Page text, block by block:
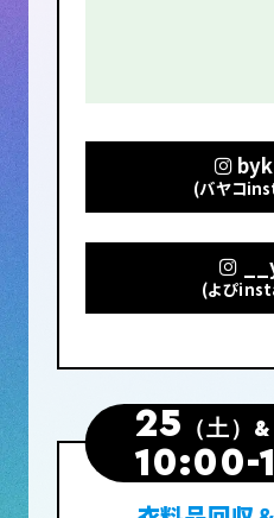
(バヤコ
(よぴ
25 （土） &
10:00-